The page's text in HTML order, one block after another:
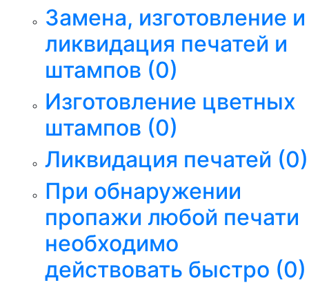
Замена, изготовление и
ликвидация печатей и
штампов (0)
Изготовление цветных
штампов (0)
Ликвидация печатей (0)
При обнаружении
пропажи любой печати
необходимо
действовать быстро (0)